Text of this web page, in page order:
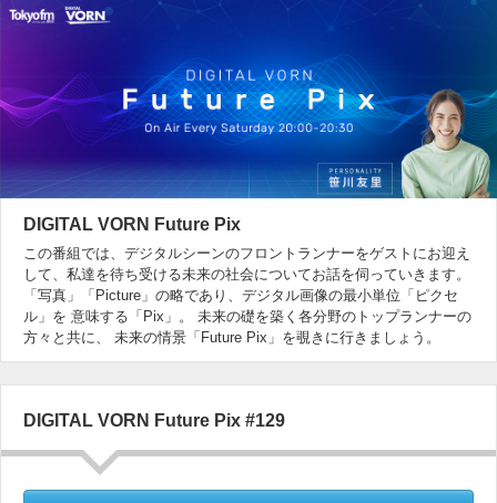
DIGITAL VORN Future Pix
この番組では、デジタルシーンのフロントランナーをゲストにお迎え
して、私達を待ち受ける未来の社会についてお話を伺っていきます。
「写真」「Picture」の略であり、デジタル画像の最小単位「ピクセ
ル」を 意味する「Pix」。 未来の礎を築く各分野のトップランナーの
方々と共に、 未来の情景「Future Pix」を覗きに行きましょう。
DIGITAL VORN Future Pix #129